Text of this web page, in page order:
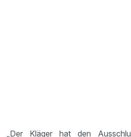
„Der Kläger hat den